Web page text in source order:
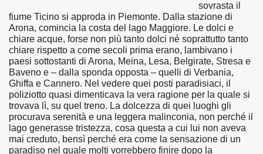
www.viveremilano.info
Fondato e diretto da Enzo De
Bernardis
EDB edizioni - Via Brivio angolo C.
Imbonati, 89 20159 Milano (Italia)
Informativa sulla privacy
sovrasta il
fiume Ticino si approda in Piemonte. Dalla stazione di
Arona, comincia la costa del lago Maggiore. Le dolci e
chiare acque, forse non più tanto dolci né soprattutto tanto
chiare rispetto a come secoli prima erano, lambivano i
paesi sottostanti di Arona, Meina, Lesa, Belgirate, Stresa e
Baveno e – dalla sponda opposta – quelli di Verbania,
Ghiffa e Cannero. Nel vedere quei posti paradisiaci, il
poliziotto quasi dimenticava la vera ragione per la quale si
trovava lì, su quel treno. La dolcezza di quei luoghi gli
procurava serenità e una leggera malinconia, non perché il
lago generasse tristezza, cosa questa a cui lui non aveva
mai creduto, bensì perché era come la sensazione di un
paradiso nel quale molti vorrebbero finire dopo la